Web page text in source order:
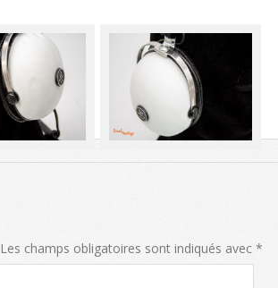
Les champs obligatoires sont indiqués avec *